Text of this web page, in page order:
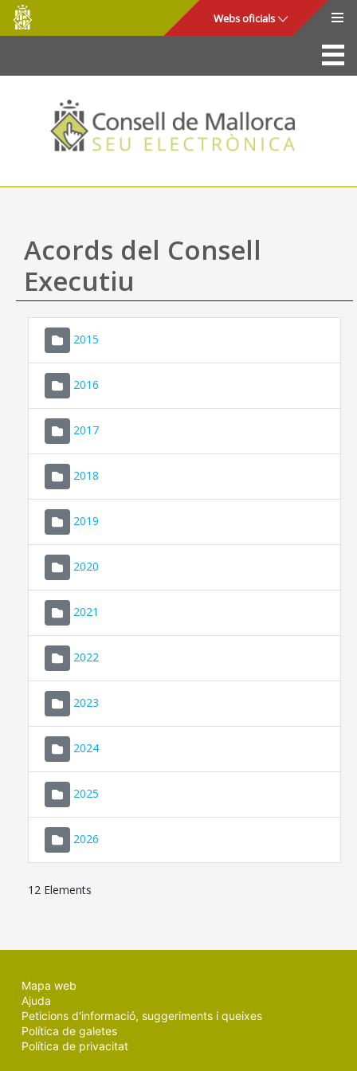
Salta al contingut principal
Consell
de
Mallorca
Webs oficials
La Seu
Consell de Mallorca
Accés i seguretat
Utilitats
Ajuda
Acords del Consell
Executiu
2015
2016
2017
2018
2019
2020
2021
2022
2023
2024
2025
2026
12 Elements
Mapa web
Ajuda
Peticions d'informació, suggeriments i queixes
Política de galetes
Política de privacitat